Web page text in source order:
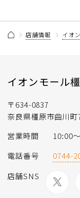
店舗情報 イオ
イオンモール
〒634-0837
奈良県橿原市曲川
営業時間
10:00
電話番号
0744-
店舗SNS